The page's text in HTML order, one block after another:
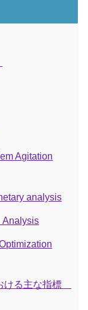
Agitation
analysis
ける主な指標